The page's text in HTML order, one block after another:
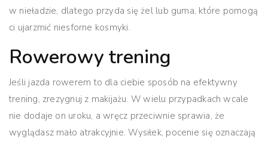
w nieładzie, dlatego przyda się żel lub guma, które pomogą
ci ujarzmić niesforne kosmyki.
Rowerowy trening
Jeśli jazda rowerem to dla ciebie sposób na efektywny
trening, zrezygnuj z makijażu. W wielu przypadkach wcale
nie dodaje on uroku, a wręcz przeciwnie sprawia, że
wyglądasz mało atrakcyjnie. Wysiłek, pocenie się oznaczają